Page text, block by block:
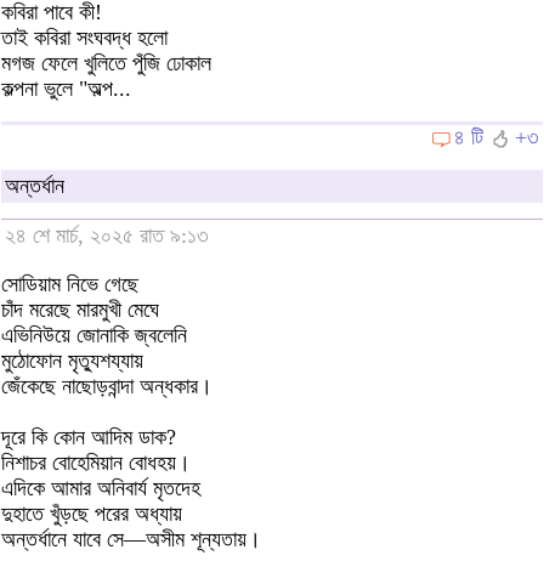
কবিরা পাবে কী!
তাই কবিরা সংঘবদ্ধ হলো
মগজ ফেলে খুলিতে পুঁজি ঢোকাল
কল্পনা ভুলে "অল্প...
৪ টি
+৩
অন্তর্ধান
২৪ শে মার্চ, ২০২৫ রাত ৯:১৩
সোডিয়াম নিভে গেছে
চাঁদ মরেছে মারমুখী মেঘে
এভিনিউয়ে জোনাকি জ্বলেনি
মুঠোফোন মৃত্যুশয্যায়
জেঁকেছে নাছোড়বান্দা অন্ধকার।
দূরে কি কোন আদিম ডাক?
নিশাচর বোহেমিয়ান বোধহয়।
এদিকে আমার অনিবার্য মৃতদেহ
দুহাতে খুঁড়ছে পরের অধ্যায়
অন্তর্ধানে যাবে সে—অসীম শূন্যতায়।